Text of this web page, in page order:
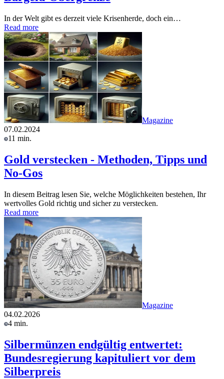
In der Welt gibt es derzeit viele Krisenherde, doch ein…
Read more
Magazine
07.02.2024
11 min.
Gold verstecken - Methoden, Tipps und
No-Gos
In diesem Beitrag lesen Sie, welche Möglichkeiten bestehen, Ihr
wertvolles Gold richtig und sicher zu verstecken.
Read more
Magazine
04.02.2026
4 min.
Silbermünzen endgültig entwertet:
Bundesregierung kapituliert vor dem
Silberpreis